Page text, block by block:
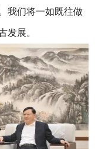
我们将一如既往做
发展。